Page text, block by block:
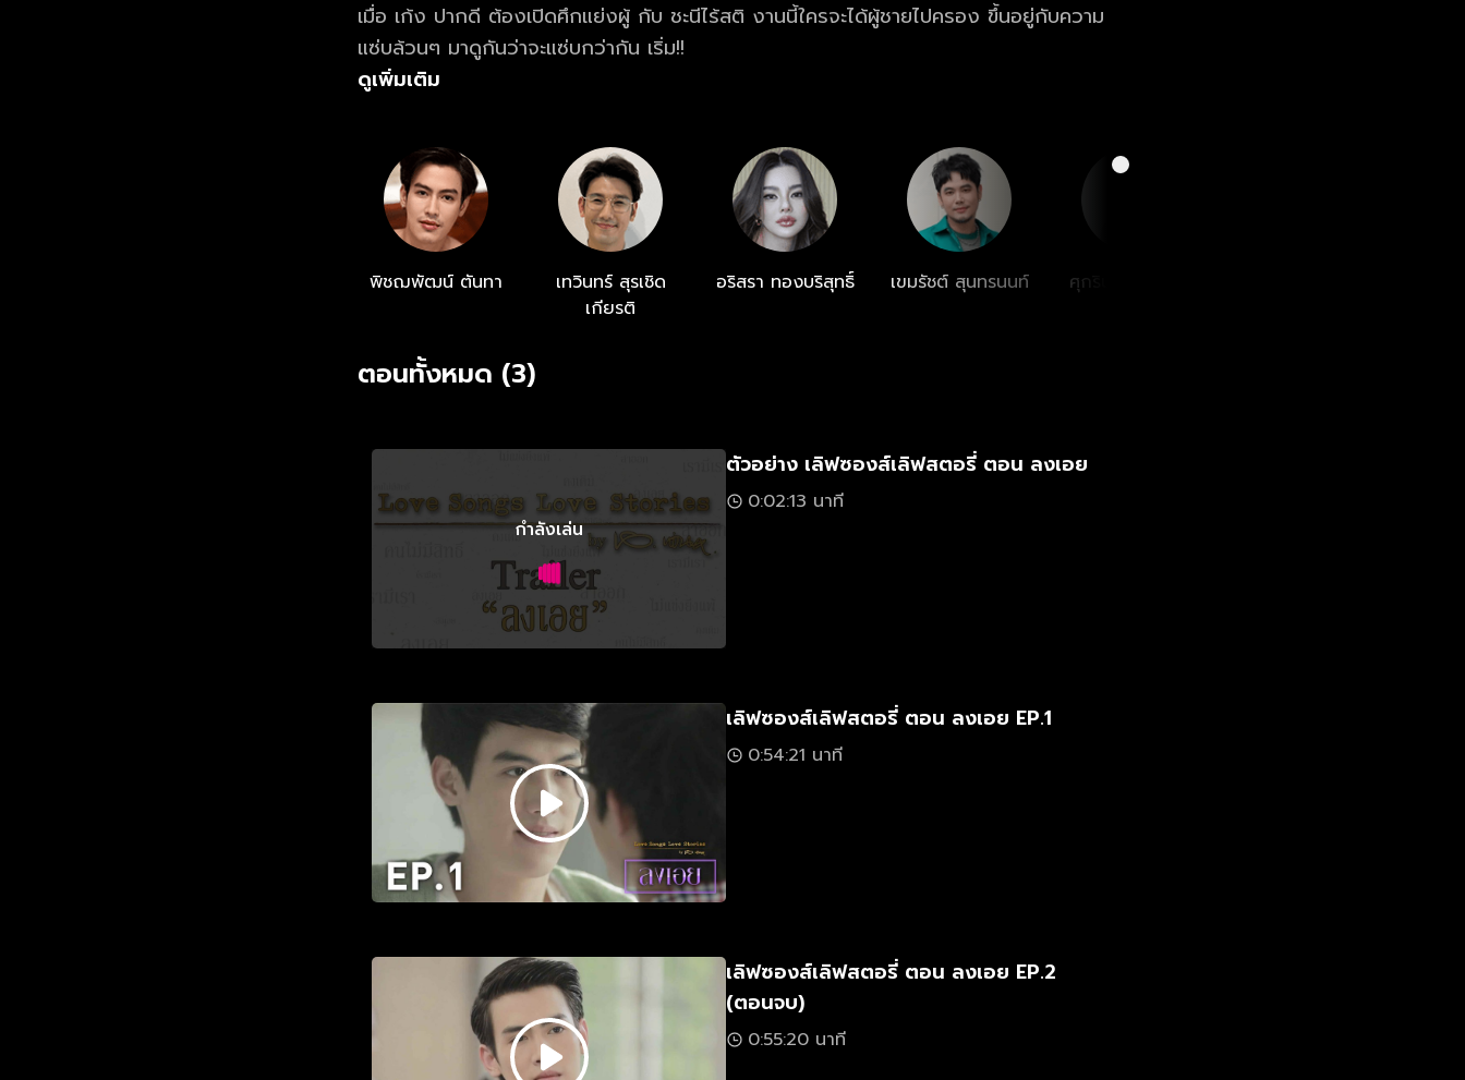
เมื่อ เก้ง ปากดี ต้องเปิดศึกแย่งผู้ กับ ชะนีไร้สติ งานนี้ใครจะได้ผู้ชายไปครอง ขึ้นอยู่กับความ
แซ่บล้วนๆ มาดูกันว่าจะแซ่บกว่ากัน เริ่ม!!
ดูเพิ่มเติม
พิชฌพัฒน์ ตันทา
เทวินทร์ สุรเชิด
เกียรติ
อริสรา ทองบริสุทธิ์ เขมรัชต์ สุนทรนนท์
ศุกรินทร์ พวงเข็ม
ตอนทั้งหมด (3)
กำลังเล่น
ตัวอย่าง เลิฟซองส์เลิฟสตอรี่ ตอน ลงเอย
0:02:13 นาที
เลิฟซองส์เลิฟสตอรี่ ตอน ลงเอย EP.1
0:54:21 นาที
เลิฟซองส์เลิฟสตอรี่ ตอน ลงเอย EP.2
(ตอนจบ)
0:55:20 นาที